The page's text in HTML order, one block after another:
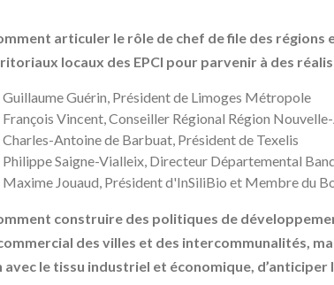
articuler le rôle de chef de file des
locaux des EPCI pour parvenir à des
Guillaume Guérin, Président de Limoges Métropole
François Vincent, Conseiller Régional Région
Charles-Antoine de Barbuat, Président de Texelis
Philippe Saigne-Vialleix, Directeur Départemental
Maxime Jouaud, Président d'InSiliBio et Membre du
construire des politiques de
des villes et des intercommunalités,
avec le tissu industriel et économique,